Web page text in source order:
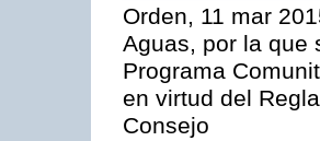
Orden, 11 mar
Aguas, por la que
Programa
en virtud del
Consejo